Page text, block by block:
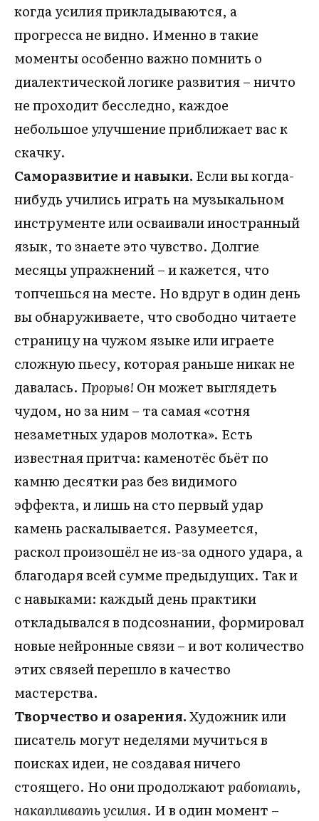
когда усилия прикладываются, а
прогресса не видно. Именно в такие
моменты особенно важно помнить о
диалектической логике развития – ничто
не проходит бесследно, каждое
небольшое улучшение приближает вас к
скачку.
Саморазвитие и навыки. Если вы когда-
нибудь учились играть на музыкальном
инструменте или осваивали иностранный
язык, то знаете это чувство. Долгие
месяцы упражнений – и кажется, что
топчешься на месте. Но вдруг в один день
вы обнаруживаете, что свободно читаете
страницу на чужом языке или играете
сложную пьесу, которая раньше никак не
давалась. Прорыв! Он может выглядеть
чудом, но за ним – та самая «сотня
незаметных ударов молотка». Есть
известная притча: каменотёс бьёт по
камню десятки раз без видимого
эффекта, и лишь на сто первый удар
камень раскалывается. Разумеется,
раскол произошёл не из-за одного удара, а
благодаря всей сумме предыдущих. Так и
с навыками: каждый день практики
откладывался в подсознании, формировал
новые нейронные связи – и вот количество
этих связей перешло в качество
мастерства.
Творчество и озарения.Художник или
писатель могут неделями мучиться в
поисках идеи, не создавая ничего
стоящего. Но они продолжаютработать,
накапливать усилия. И в один момент –